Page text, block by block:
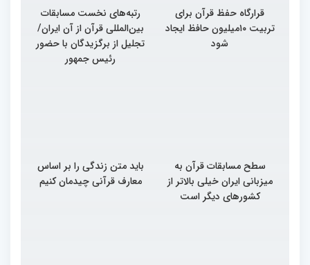
قرارگاه حفظ قرآن برای
تربیت ۱۰میلیون حافظ ایجاد
شود
رتبه‌های نخست مسابقات
بین‌المللی قرآن از آن ایران/
تجلیل از برگزیدگان با حضور
رئیس جمهور
سطح مسابقات قرآن به
میزبانی ایران خیلی بالاتر از
کشورهای دیگر است
باید متن زندگی را بر اساس
معارف قرآنی چیدمان کنیم